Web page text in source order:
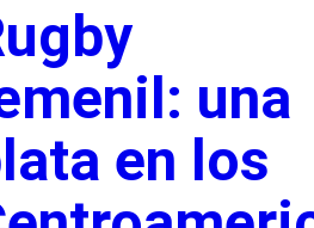
una
en los